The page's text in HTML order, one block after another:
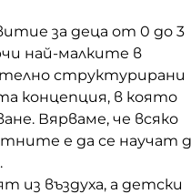
за деца от 0 до 3
най-малките в
структурирани
концепция, в която
Вярваме, че всяко
е да се научат
из въздуха, а детски